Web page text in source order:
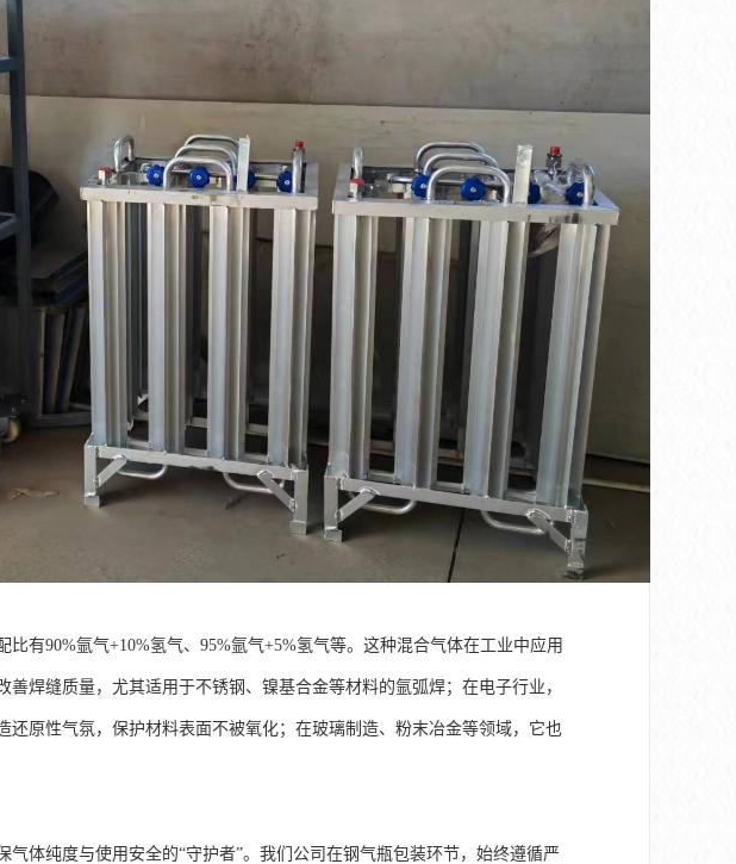
有90%氩气+10%氢气、95%氩气+5%氢气等。这种混合气体在工业中应用
焊缝质量，尤其适用于不锈钢、镍基合金等材料的氩弧焊；在电子行业，
原性气氛，保护材料表面不被氧化；在玻璃制造、粉末冶金等领域，它也
体纯度与使用安全的“守护者”。我们公司在钢气瓶包装环节，始终遵循严